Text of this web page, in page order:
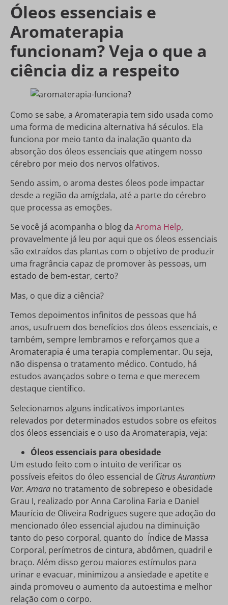
Óleos essenciais e
Aromaterapia
funcionam? Veja o que a
ciência diz a respeito
Como se sabe, a Aromaterapia tem sido usada como
uma forma de medicina alternativa há séculos. Ela
funciona por meio tanto da inalação quanto da
absorção dos óleos essenciais que atingem nosso
cérebro por meio dos nervos olfativos.
Sendo assim, o aroma destes óleos pode impactar
desde a região da amígdala, até a parte do cérebro
que processa as emoções.
Se você já acompanha o blog da Aroma Help,
provavelmente já leu por aqui que os óleos essenciais
são extraídos das plantas com o objetivo de produzir
uma fragrância capaz de promover às pessoas, um
estado de bem-estar, certo?
Mas, o que diz a ciência?
Temos depoimentos infinitos de pessoas que há
anos, usufruem dos benefícios dos óleos essenciais, e
também, sempre lembramos e reforçamos que a
Aromaterapia é uma terapia complementar. Ou seja,
não dispensa o tratamento médico. Contudo, há
estudos avançados sobre o tema e que merecem
destaque científico.
Selecionamos alguns indicativos importantes
relevados por determinados estudos sobre os efeitos
dos óleos essenciais e o uso da Aromaterapia, veja:
Óleos essenciais para obesidade
Um estudo feito com o intuito de verificar os
possíveis efeitos do óleo essencial de Citrus Aurantium
Var. Amara no tratamento de sobrepeso e obesidade
Grau I, realizado por Anna Carolina Faria e Daniel
Maurício de Oliveira Rodrigues sugere que adoção do
mencionado óleo essencial ajudou na diminuição
tanto do peso corporal, quanto do Índice de Massa
Corporal, perímetros de cintura, abdômen, quadril e
braço. Além disso gerou maiores estímulos para
urinar e evacuar, minimizou a ansiedade e apetite e
ainda promoveu o aumento da autoestima e melhor
relação com o corpo.